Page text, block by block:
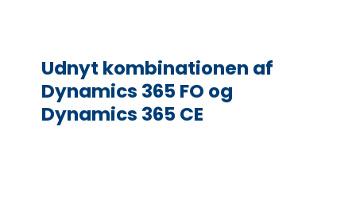
Udnyt kombinationen af
Dynamics 365 FO og
Dynamics 365 CE